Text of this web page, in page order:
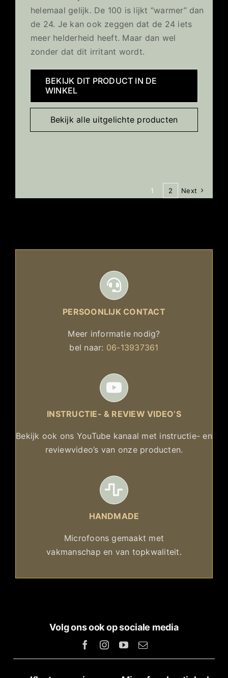
helemaal gelijk. De 100 is lijkt “warmer” dan
de 24. Je kan ook zeggen dat de 24 iets
meer helderheid heeft. Maar dan wel
zonder dat dit irritant wordt.
BEKIJK DIT PRODUCT IN DE
WINKEL
Bekijk alle uitgelichte producten
1 2 Next
PERSOONLIJK CONTACT
Meer informatie nodig?
bel naar: 06-13937361
INSTRUCTIE- & REVIEW VIDEO’S
Bekijk ook ons YouTube kanaal met instructie- en
reviewvideo’s van onze producten.
HANDMADE
Microfoons gemaakt met
vakmanschap en van topkwaliteit.
Volg ons ook op sociale media